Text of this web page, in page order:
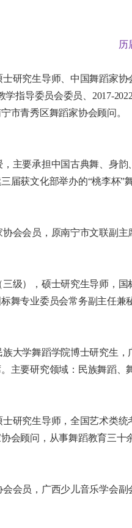
历
研究生导师、中国舞蹈家
学指导委员会委员、2017-
市青秀区舞蹈家协会顾问。
主要承担中国古典舞、身
获文化部举办的“桃李杯”
会会员，原南宁市文联副主
级），硕士研究生导师，国
舞专业委员会常务副主任兼
大学舞蹈学院博士研究生
主要研究领域：民族舞蹈、
研究生导师，全国艺术类统
会顾问，从事舞蹈教育三十
会员，广西少儿音乐学会副